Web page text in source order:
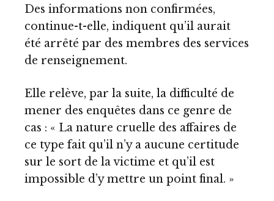
Des informations non confirmées,
continue-t-elle, indiquent qu’il aurait
été arrêté par des membres des services
de renseignement.
Elle relève, par la suite, la difficulté de
mener des enquêtes dans ce genre de
cas : « La nature cruelle des affaires de
ce type fait qu’il n’y a aucune certitude
sur le sort de la victime et qu’il est
impossible d’y mettre un point final. »